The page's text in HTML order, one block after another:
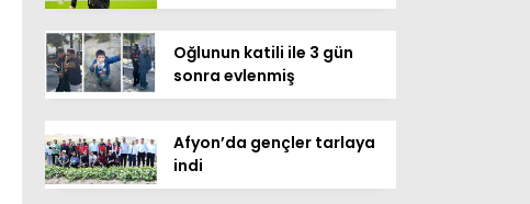
Oğlunun katili ile 3 gün
sonra evlenmiş
Afyon’da gençler tarlaya
indi